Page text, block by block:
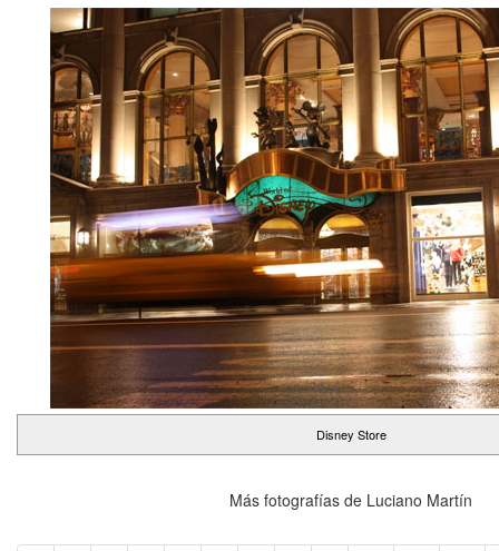
Disney Store
Más fotografías de Luciano Martín